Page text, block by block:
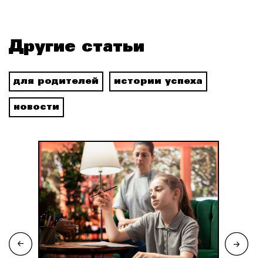
Другие статьи
для родителей истории успеха
новости